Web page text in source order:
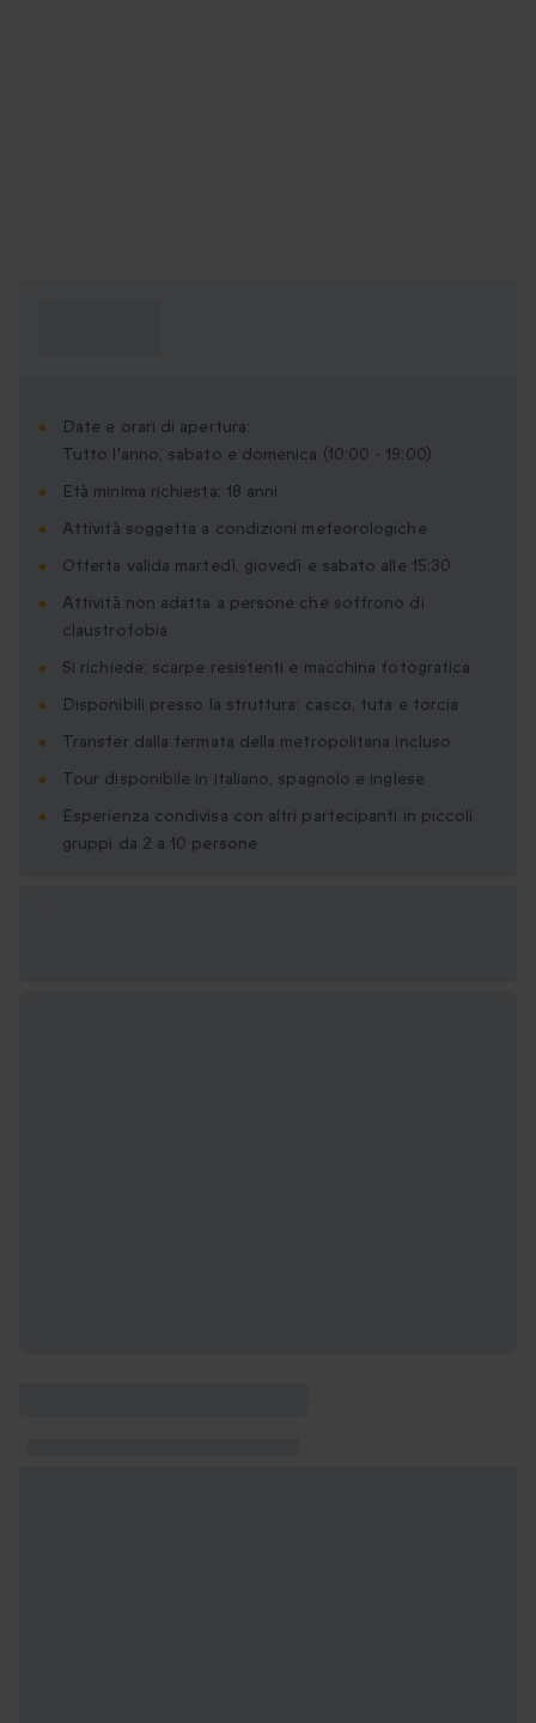
Date e orari di apertura:
Tutto l'anno, sabato e domenica (10:00 - 19:00)
Età minima richiesta: 18 anni
Attività soggetta a condizioni meteorologiche
Offerta valida martedì, giovedì e sabato alle 15:30
Attività non adatta a persone che soffrono di
claustrofobia
Si richiede: scarpe resistenti e macchina fotografica
Disponibili presso la struttura: casco, tuta e torcia
Transfer dalla fermata della metropolitana incluso
Tour disponibile in italiano, spagnolo e inglese
Esperienza condivisa con altri partecipanti in piccoli
gruppi da 2 a 10 persone